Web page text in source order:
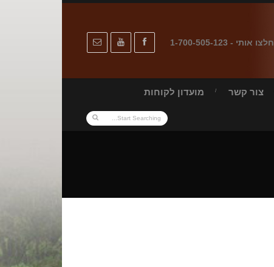
חלצו אותי - 1-700-505-123
צור קשר מועדון לקוחות